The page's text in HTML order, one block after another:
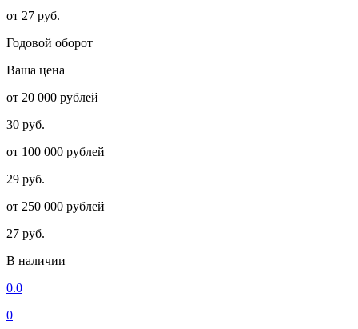
от 27 руб.
Годовой оборот
Ваша цена
от 20 000 рублей
30 руб.
от 100 000 рублей
29 руб.
от 250 000 рублей
27 руб.
В наличии
0.0
0